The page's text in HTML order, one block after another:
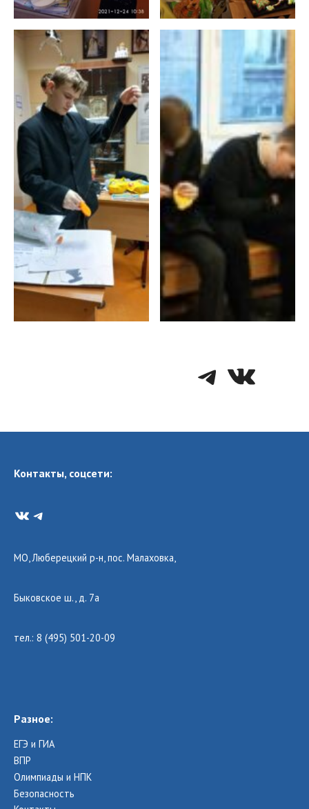
VK
Контакты, соцсети:
VKTelegram
МО, Люберецкий р-н, пос. Малаховка,
Быковское ш., д. 7а
тел.: 8 (495) 501-20-09
Разное:
ЕГЭ и ГИА
ВПР
Олимпиады и НПК
Безопасность